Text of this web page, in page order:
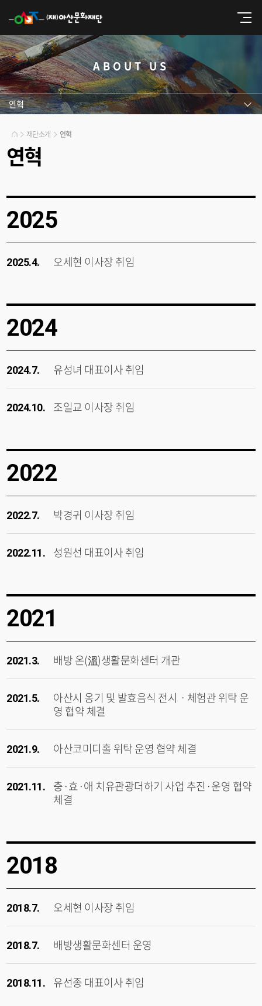
ABOUT US
연혁
재단소개 연혁
연혁
2025
2025.4. 오세현 이사장 취임
2024
2024.7. 유성녀 대표이사 취임
2024.10. 조일교 이사장 취임
2022
2022.7. 박경귀 이사장 취임
2022.11. 성원선 대표이사 취임
2021
2021.3. 배방 온(溫)생활문화센터 개관
2021.5.
아산시 옹기 및 발효음식 전시ㆍ체험관 위탁 운
영 협약 체결
2021.9. 아산코미디홀 위탁 운영 협약 체결
2021.11.
충·효·애 치유관광더하기 사업 추진·운영 협약
체결
2018
2018.7. 오세현 이사장 취임
2018.7. 배방생활문화센터 운영
2018.11. 유선종 대표이사 취임